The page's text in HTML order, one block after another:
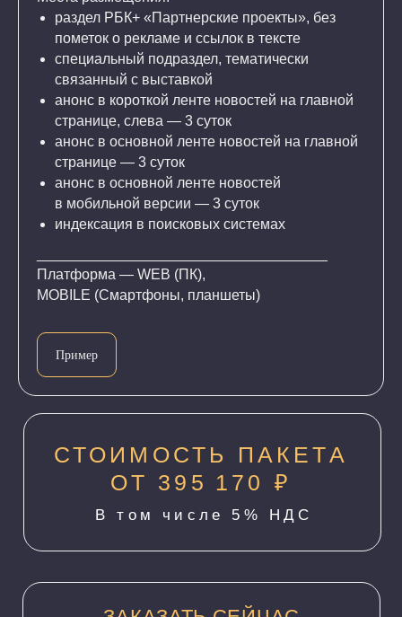
раздел РБК+ «Партнерские проекты», без
пометок о рекламе и ссылок в тексте
специальный подраздел, тематически
связанный с выставкой
анонс в короткой ленте новостей на главной
странице, слева — 3 суток
анонс в основной ленте новостей на главной
странице — 3 суток
анонс в основной ленте новостей
в мобильной версии — 3 суток
индексация в поисковых системах
Платформа — WEB (ПК),
MOBILE (Смартфоны, планшеты)
Пример